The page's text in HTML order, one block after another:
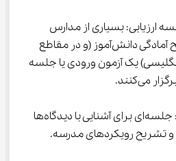
ارزیابی: بسیاری از مدارس
برای سنجش سطح آمادگی دانش‌آموز (و در مقاطع
یک آزمون ورودی یا جلسه
می‌کنند.
مصاحبه با والدین: جلسه‌ای برای آشنایی با دیدگاه‌ها
و تشریح رویکردهای مدرسه.